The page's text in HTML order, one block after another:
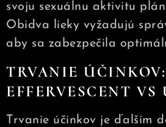
svoju sexuálnu aktivitu
Obidva lieky vyžadujú
aby sa zabezpečila
TRVANIE
EFFERVESCENT
Trvanie účinkov je ďalším